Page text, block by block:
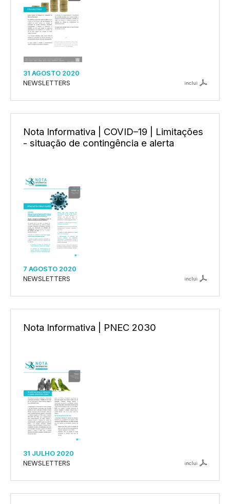
31 AGOSTO 2020
NEWSLETTERS
inclui
Nota Informativa | COVID–19 | Limitações
- situação de contingência e alerta
7 AGOSTO 2020
NEWSLETTERS
inclui
Nota Informativa | PNEC 2030
31 JULHO 2020
NEWSLETTERS
inclui